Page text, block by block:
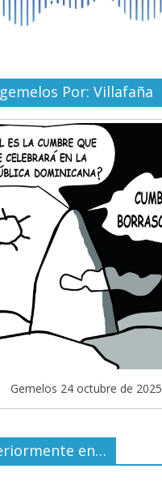
Por: Villafaña
Gemelos 24 octubre de 2025
en…